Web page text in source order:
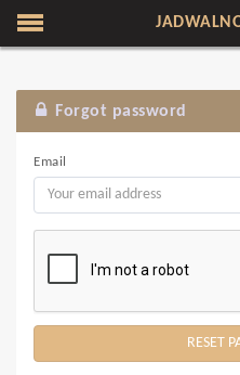
Forgot password
Email